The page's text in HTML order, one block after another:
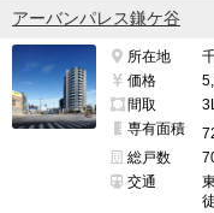
治安・安全の面で良
セキュリティは住人
個もある。
アーバンパレス鎌ケ谷
所在地
価格
間取
専有面積
総戸数
交通